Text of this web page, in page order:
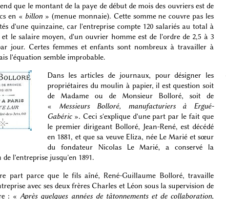
que le montant de la paye de début de mois des ouvriers est de
en « billon » (menue monnaie). Cette somme ne couvre pas les
d'une quinzaine, car l'entreprise compte 120 salariés au total à
et le salaire moyen, d'un ouvrier homme est de l'ordre de 2,5 à 3
jour. Certes femmes et enfants sont nombreux à travailler à
l'équation semble improbable.
Dans les articles de journaux, pour désigner les
propriétaires du moulin à papier, il est question soit
de Madame ou de Monsieur Bolloré, soit de
« Messieurs Bolloré, manufacturiers à Ergué-
Gabéric». Ceci s'explique d'une part par le fait que
le premier dirigeant Bolloré, Jean-René, est décédé
en 1881, et que sa veuve Eliza, née Le Marié et sœur
du fondateur Nicolas Le Marié, a conservé la
l'entreprise jusqu'en 1891.
part parce que le fils aîné, René-Guillaume Bolloré, travaille
avec ses deux frères Charles et Léon sous la supervision de
: « Après quelques années de tâtonnements et de collaboration,